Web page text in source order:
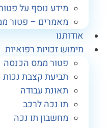
מידע נוסף על פטור ממס
מאמרים – פטור ממס
זכויות רפואיות
פטור ממס הכנסה
תביעת קצבת נכות כללית
תאונת עבודה
תו נכה לרכב
מחשבון תו נכה